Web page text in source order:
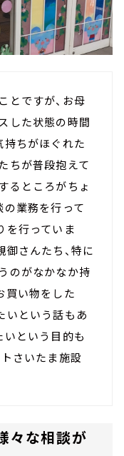
とですが、お母
した状態の時間
持ちがほぐれた
ちが普段抱えて
るところがちょ
の業務を行って
を行っていま
さんたち、特に
のがなかなか持
買い物をした
いという話もあ
いという目的も
さいたま施設
々な相談が